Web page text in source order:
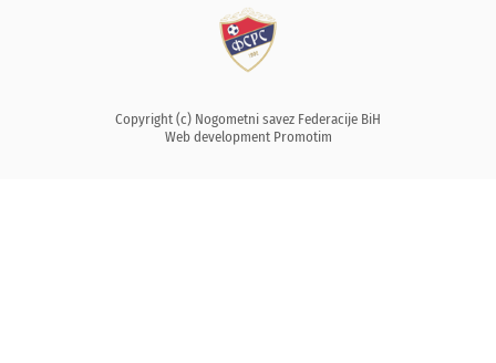
Copyright (c) Nogometni savez Federacije BiH
Web development Promotim